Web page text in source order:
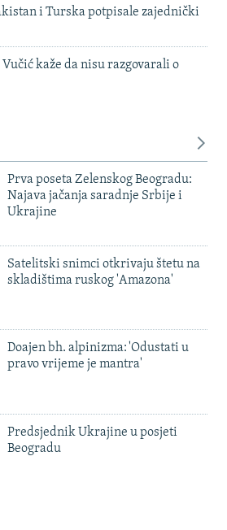
i Turska potpisale zajednički
kaže da nisu razgovarali o
Prva poseta Zelenskog Beogradu:
Najava jačanja saradnje Srbije i
Ukrajine
Satelitski snimci otkrivaju štetu na
skladištima ruskog 'Amazona'
Doajen bh. alpinizma: 'Odustati u
pravo vrijeme je mantra'
Predsjednik Ukrajine u posjeti
Beogradu